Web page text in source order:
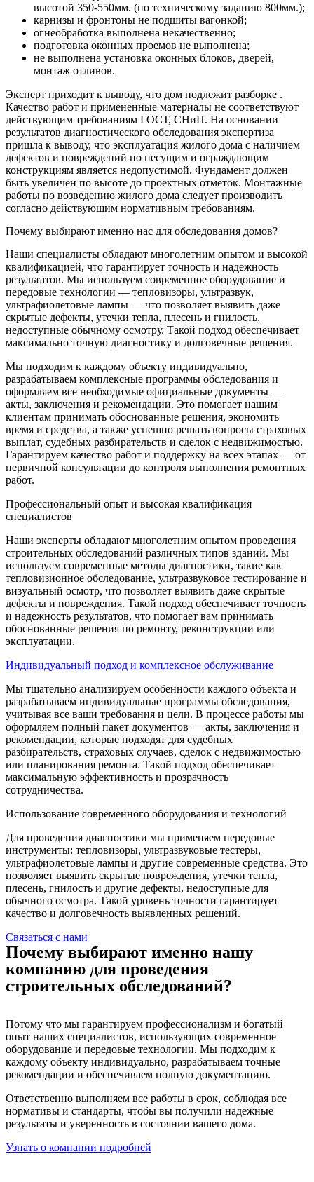
высотой 350-550мм. (по техническому заданию 800мм.);
карнизы и фронтоны не подшиты вагонкой;
огнеобработка выполнена некачественно;
подготовка оконных проемов не выполнена;
не выполнена установка оконных блоков, дверей,
монтаж отливов.
Эксперт приходит к выводу, что дом подлежит разборке .
Качество работ и примененные материалы не соответствуют
действующим требованиям ГОСТ, СНиП. На основании
результатов диагностического обследования экспертиза
пришла к выводу, что эксплуатация жилого дома с наличием
дефектов и повреждений по несущим и ограждающим
конструкциям является недопустимой. Фундамент должен
быть увеличен по высоте до проектных отметок. Монтажные
работы по возведению жилого дома следует производить
согласно действующим нормативным требованиям.
Почему выбирают именно нас для обследования домов?
Наши специалисты обладают многолетним опытом и высокой
квалификацией, что гарантирует точность и надежность
результатов. Мы используем современное оборудование и
передовые технологии — тепловизоры, ультразвук,
ультрафиолетовые лампы — что позволяет выявить даже
скрытые дефекты, утечки тепла, плесень и гнилость,
недоступные обычному осмотру. Такой подход обеспечивает
максимально точную диагностику и долговечные решения.
Мы подходим к каждому объекту индивидуально,
разрабатываем комплексные программы обследования и
оформляем все необходимые официальные документы —
акты, заключения и рекомендации. Это помогает нашим
клиентам принимать обоснованные решения, экономить
время и средства, а также успешно решать вопросы страховых
выплат, судебных разбирательств и сделок с недвижимостью.
Гарантируем качество работ и поддержку на всех этапах — от
первичной консультации до контроля выполнения ремонтных
работ.
Профессиональный опыт и высокая квалификация
специалистов
Наши эксперты обладают многолетним опытом проведения
строительных обследований различных типов зданий. Мы
используем современные методы диагностики, такие как
тепловизионное обследование, ультразвуковое тестирование и
визуальный осмотр, что позволяет выявить даже скрытые
дефекты и повреждения. Такой подход обеспечивает точность
и надежность результатов, что помогает вам принимать
обоснованные решения по ремонту, реконструкции или
эксплуатации.
Индивидуальный подход и комплексное обслуживание
Мы тщательно анализируем особенности каждого объекта и
разрабатываем индивидуальные программы обследования,
учитывая все ваши требования и цели. В процессе работы мы
оформляем полный пакет документов — акты, заключения и
рекомендации, которые подходят для судебных
разбирательств, страховых случаев, сделок с недвижимостью
или планирования ремонта. Такой подход обеспечивает
максимальную эффективность и прозрачность
сотрудничества.
Использование современного оборудования и технологий
Для проведения диагностики мы применяем передовые
инструменты: тепловизоры, ультразвуковые тестеры,
ультрафиолетовые лампы и другие современные средства. Это
позволяет выявить скрытые повреждения, утечки тепла,
плесень, гнилость и другие дефекты, недоступные для
обычного осмотра. Такой уровень точности гарантирует
качество и долговечность выявленных решений.
Связаться с нами
Почему выбирают именно нашу
компанию для проведения
строительных обследований?
Потому что мы гарантируем профессионализм и богатый
опыт наших специалистов, использующих современное
оборудование и передовые технологии. Мы подходим к
каждому объекту индивидуально, разрабатываем точные
рекомендации и обеспечиваем полную документацию.
Ответственно выполняем все работы в срок, соблюдая все
нормативы и стандарты, чтобы вы получили надежные
результаты и уверенность в состоянии вашего дома.
Узнать о компании подробней